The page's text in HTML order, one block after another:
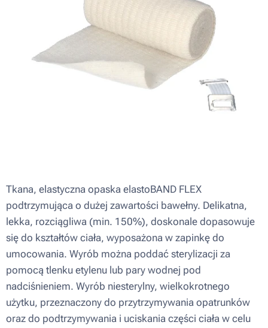
Tkana, elastyczna opaska elastoBAND FLEX
podtrzymująca o dużej zawartości bawełny. Delikatna,
lekka, rozciągliwa (min. 150%), doskonale dopasowuje
się do kształtów ciała, wyposażona w zapinkę do
umocowania. Wyrób można poddać sterylizacji za
pomocą tlenku etylenu lub pary wodnej pod
nadciśnieniem. Wyrób niesterylny, wielkokrotnego
użytku, przeznaczony do przytrzymywania opatrunków
oraz do podtrzymywania i uciskania części ciała w celu